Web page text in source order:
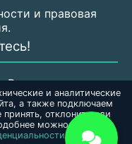
и аналитические
а также подключаем
отклонить или
можно узнать на
и правовая
Риму